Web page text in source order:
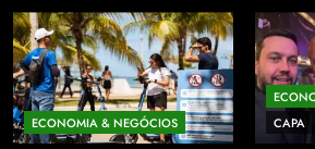
inverno
ECONOMIA & NEGÓCIOS
CAPA